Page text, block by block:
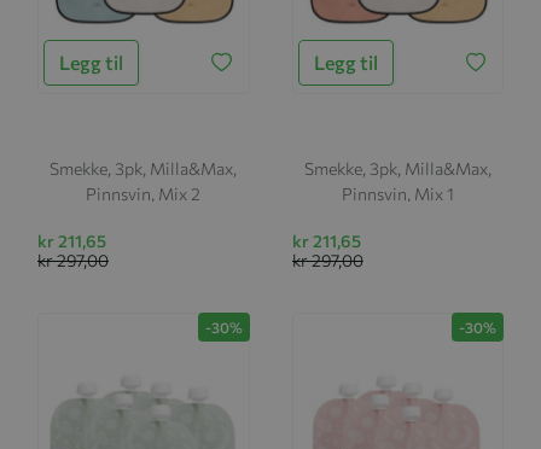
Legg til
Smekke, 3pk, Milla&Max,
Pinnsvin, Mix 2
kr 211,65
kr 297,00
Legg til
Smekke, 3pk, Milla&Max,
Pinnsvin, Mix 1
kr 211,65
kr 297,00
-30% -30%